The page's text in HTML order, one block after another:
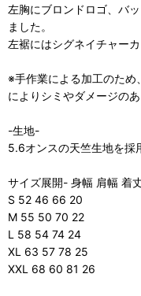
左胸にブロンドロゴ、バ
ました。
左裾にはシグネイチャー
※手作業による加工のため
によりシミやダメージの
-生地-
5.6オンスの天竺生地を採
サイズ展開- 身幅 肩幅 着
S 52 46 66 20
M 55 50 70 22
L 58 54 74 24
XL 63 57 78 25
XXL 68 60 81 26